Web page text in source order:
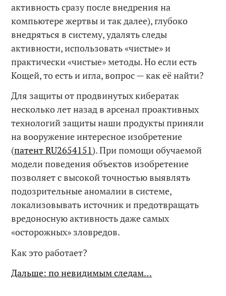
активность сразу после внедрения на
компьютере жертвы и так далее), глубоко
внедряться в систему, удалять следы
активности, использовать «чистые» и
практически «чистые» методы. Но если есть
Кощей, то есть и игла, вопрос — как её найти?
Для защиты от продвинутых кибератак
несколько лет назад в арсенал проактивных
технологий защиты наши продукты приняли
на вооружение интересное изобретение
(патент RU2654151). При помощи обучаемой
модели поведения объектов изобретение
позволяет с высокой точностью выявлять
подозрительные аномалии в системе,
локализовывать источник и предотвращать
вредоносную активность даже самых
«осторожных» зловредов.
Как это работает?
Дальше: по невидимым следам…